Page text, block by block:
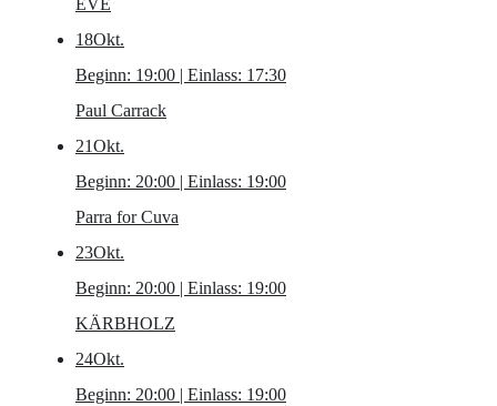
EVE
18Okt.
Beginn: 19:00 | Einlass: 17:30
Paul Carrack
21Okt.
Beginn: 20:00 | Einlass: 19:00
Parra for Cuva
23Okt.
Beginn: 20:00 | Einlass: 19:00
KÄRBHOLZ
24Okt.
Beginn: 20:00 | Einlass: 19:00